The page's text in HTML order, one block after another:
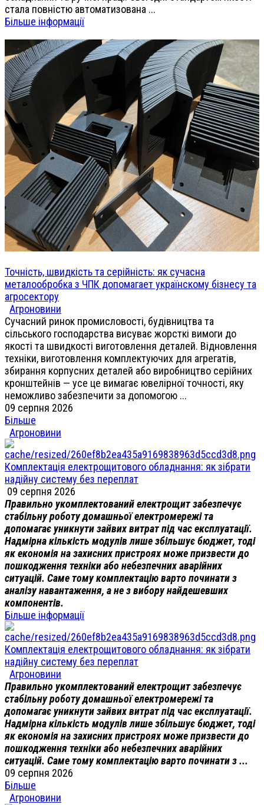
стала повністю автоматизована ...
Більше інформації
Точність, швидкість та серійність: як сучасна
металообробка з ЧПК допомагает українскому бізнесу та
агросектору
Агроновини
Сучасний ринок промисловості, будівництва та
сільського господарства висуває жорсткі вимоги до
якості та швидкості виготовлення деталей. Відновлення
техніки, виготовлення комплектуючих для агрегатів,
збирання корпусних деталей або виробництво серійних
кронштейнів — усе це вимагає ювелірної точності, яку
неможливо забезпечити за допомогою ...
09 серпня 2026
Більше
Агроновини
Комплектація електрощитового обладнання: як зібрати
надійну систему без переплат
09 серпня 2026
Правильно укомплектований електрощит забезпечує
стабільну роботу домашньої електромережі та
допомагає уникнути зайвих витрат під час експлуатації.
Надмірна кількість модулів лише збільшує бюджет, тоді
як економія на захисних пристроях може призвести до
пошкодження техніки або небезпечних аварійних
ситуацій. Саме тому комплектацію варто починати з
аналізу навантаження, а не з вибору найдешевших
компонентів.
Більше інформації
Комплектація електрощитового обладнання: як зібрати
надійну систему без переплат
Агроновини
Правильно укомплектований електрощит забезпечує
стабільну роботу домашньої електромережі та
допомагає уникнути зайвих витрат під час експлуатації.
Надмірна кількість модулів лише збільшує бюджет, тоді
як економія на захисних пристроях може призвести до
пошкодження техніки або небезпечних аварійних
ситуацій. Саме тому комплектацію варто починати з ...
09 серпня 2026
Більше
Агроновини